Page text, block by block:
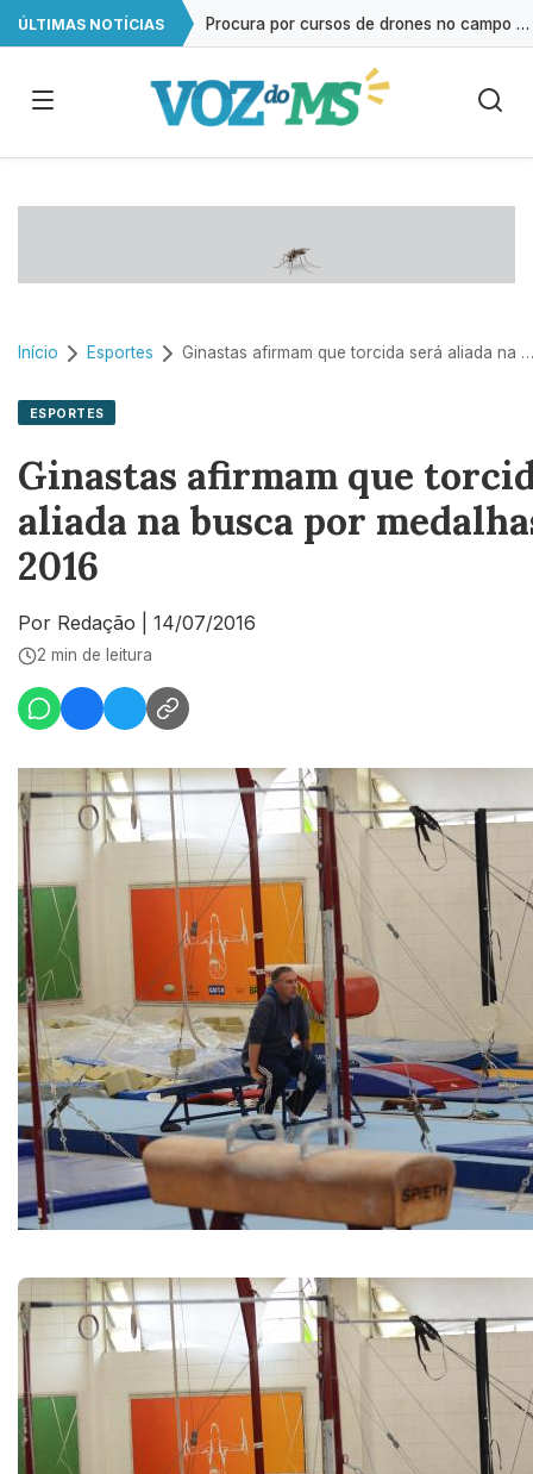
ÚLTIMAS NOTÍCIAS Procura por cursos de drones no campo cresce 146% em Mato Grosso do Sul
Início Esportes Ginastas afirmam que torcida será aliada na busca por medalhas na Rio 2016
ESPORTES
Ginastas afirmam que
aliada na busca por
2016
Por Redação 14/07/2016
2 min de leitura